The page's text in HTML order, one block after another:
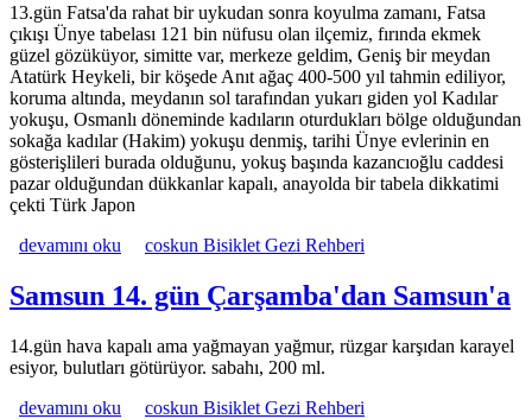
13.gün Fatsa'da rahat bir uykudan sonra koyulma zamanı, Fatsa
çıkışı Ünye tabelası 121 bin nüfusu olan ilçemiz, fırında ekmek
güzel gözüküyor, simitte var, merkeze geldim, Geniş bir meydan
Atatürk Heykeli, bir köşede Anıt ağaç 400-500 yıl tahmin ediliyor,
koruma altında, meydanın sol tarafından yukarı giden yol Kadılar
yokuşu, Osmanlı döneminde kadıların oturdukları bölge olduğundan
sokağa kadılar (Hakim) yokuşu denmiş, tarihi Ünye evlerinin en
gösterişlileri burada olduğunu, yokuş başında kazancıoğlu caddesi
pazar olduğundan dükkanlar kapalı, anayolda bir tabela dikkatimi
çekti Türk Japon
Çarşamba 13. gün Fatsa'dan Çarşamba'ya hakkında
devamını oku coskun Bisiklet Gezi Rehberi
Samsun 14. gün Çarşamba'dan Samsun'a
14.gün hava kapalı ama yağmayan yağmur, rüzgar karşıdan karayel
esiyor, bulutları götürüyor. sabahı, 200 ml.
Samsun 14. gün Çarşamba'dan Samsun'a hakkında
devamını oku coskun Bisiklet Gezi Rehberi